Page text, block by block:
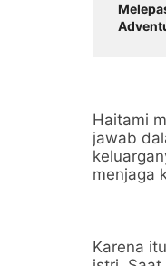
Haitami
jawab
menjaga
Karena